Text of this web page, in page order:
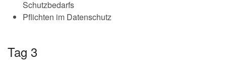
Schutzbedarfs
Pflichten im Datenschutz
Tag 3